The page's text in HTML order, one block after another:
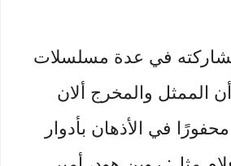
في عدة مسلسلات
أن الممثل والمخرج ألان
في الأذهان بأدوار